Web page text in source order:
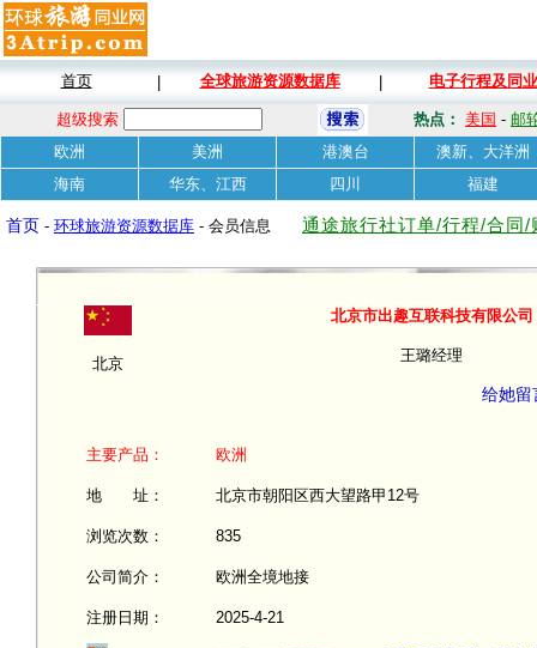
首页 全球旅游资源数据库 电子行程及同
超级搜索 热点： 美国 - 邮
欧洲
美洲 港澳台
澳新、大洋洲
海南
华东、江西 四川 福建
首页 - 环球旅游资源数据库 - 会员信息 通途旅行社订单/行程/合同/
北京
北京市出趣互联科技有限公司
王璐经理
给她留
主要产品： 欧洲
地 址： 北京市朝阳区西大望路甲12号
浏览次数： 835
公司简介： 欧洲全境地接
注册日期： 2025-4-21